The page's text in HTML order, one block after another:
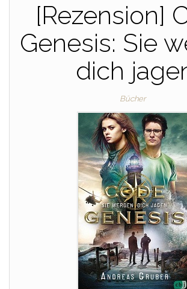
[Rezension]
Genesis: Sie
dich
Bücher